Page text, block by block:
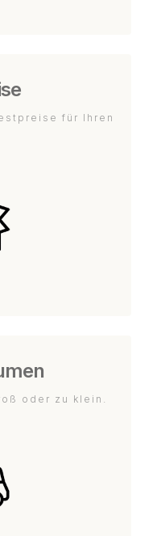
für Ihren
oder zu klein.